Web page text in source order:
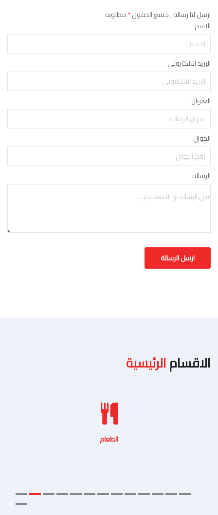
ارسل لنا رسالة , جميع الحقول*مطلوبه
الاسم
البريد الالكتروني
العنوان
الجوال
الرسالة
الاقسامالرئيسية
الطعام